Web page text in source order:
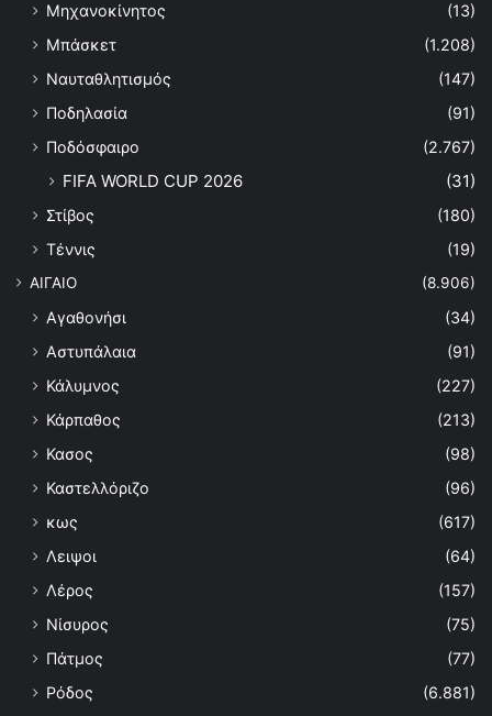
Μηχανοκίνητος
(13)
Μπάσκετ
(1.208)
Ναυταθλητισμός
(147)
Ποδηλασία
(91)
Ποδόσφαιρο
(2.767)
FIFA WORLD CUP 2026 (31)
Στίβος
(180)
Τέννις
(19)
ΑΙΓΑΙΟ (8.906)
Αγαθονήσι
(34)
Αστυπάλαια
(91)
Κάλυμνος
(227)
Κάρπαθος
(213)
Κασος
(98)
Καστελλόριζο
(96)
κως
(617)
Λειψοι
(64)
Λέρος
(157)
Νίσυρος
(75)
Πάτμος
(77)
Ρόδος
(6.881)